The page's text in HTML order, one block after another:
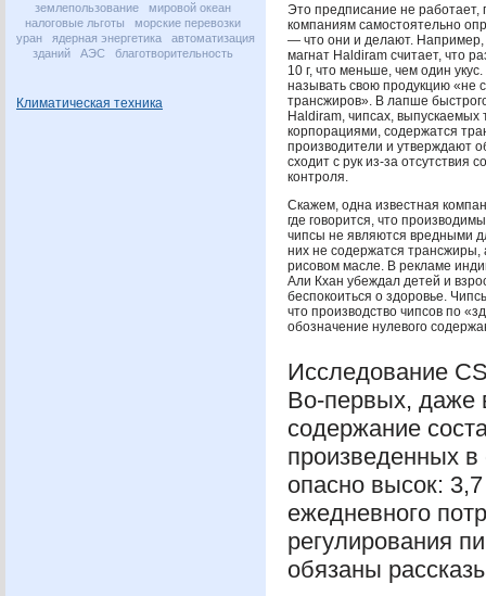
землепользование
мировой океан
налоговые льготы
морские перевозки
уран
ядерная энергетика
автоматизация
зданий
АЭС благотворительность
Климатическая техника
Это предписание не работает,
компаниям самостоятельно
— что они и делают.
магнат Haldiram считает, что
10 г, что меньше, чем один
называть свою продукцию «не
трансжиров». В лапше
Haldiram, чипсах,
корпорациями, содержатся
производители и утверждают
сходит с рук из-за отсутствия
контроля.
Скажем, одна известная
где говорится, что
чипсы не являются вредными
них не содержатся трансжиры,
рисовом масле. В рекламе
Али Кхан убеждал детей и
беспокоиться о здоровье.
что производство чипсов по
обозначение нулевого
Исследование
Во-первых, даже
содержание
произведенных
опасно высок:
ежедневного
регулирования
обязаны